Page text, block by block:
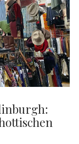
Menü
öffnen
Menü
öffnen
instagram